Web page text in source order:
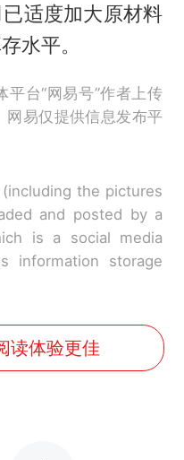
适度加大原材料
水平。
台“网易号”作者上传
网易仅提供信息发布平
the pictures
and posted by a
is a social media
information storage
读体验更佳